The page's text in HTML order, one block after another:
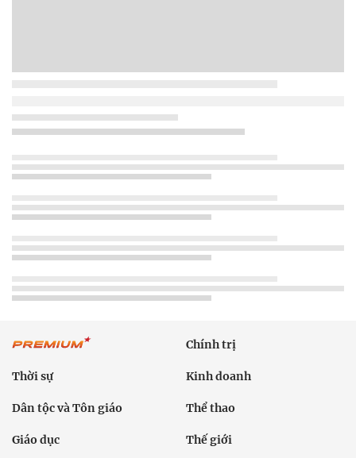
Chính trị
Thời sự Kinh doanh
Dân tộc và Tôn giáo Thể thao
Giáo dục Thế giới